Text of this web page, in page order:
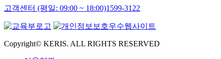
고객센터 (평일: 09:00 ~ 18:00)1599-3122
Copyright© KERIS. ALL RIGHTS RESERVED